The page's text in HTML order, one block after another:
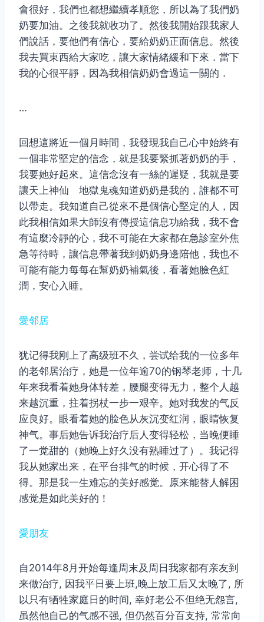
會很好，我們也都想繼續孝順您，所以為了我們奶
奶要加油。之後我就收功了。然後我開始跟我家人
們說話，要他們有信心，要給奶奶正面信息。然後
我去買東西給大家吃，讓大家情緒緩和下來．當下
我的心很平靜，因為我相信奶奶會過這一關的．
…
回想這將近一個月時間，我發現我自己心中始終有
一個非常堅定的信念，就是我要緊抓著奶奶的手，
我要她好起來。這信念沒有一絲的遲疑，我就是要
讓天上神仙 地獄鬼魂知道奶奶是我的，誰都不可
以帶走。我知道自己從來不是個信心堅定的人，因
此我相信如果大師沒有傳授這信息功給我，我不會
有這麼冷靜的心，我不可能在大家都在急診室外焦
急等待時，讓信息帶著我到奶奶身邊陪他，我也不
可能有能力每每在幫奶奶補氣後，看著她臉色紅
潤，安心入睡。
愛邻居
犹记得我刚上了高级班不久，尝试给我的一位多年
的老邻居治疗，她是一位年逾70的钢琴老师，十几
年来我看着她身体转差，腰腿变得无力，整个人越
来越沉重，拄着拐杖一步一艰辛。她对我发的气反
应良好。眼看着她的脸色从灰沉变红润，眼睛恢复
神气。事后她告诉我治疗后人变得轻松，当晚便睡
了一觉甜的（她晚上好久没有熟睡过了）。我记得
我从她家出来，在平台排气的时候，开心得了不
得。那是我一生难忘的美好感觉。原来能替人解困
感觉是如此美好的！
愛朋友
自2014年8月开始每逢周末及周日我家都有亲友到
来做治疗, 因我平日要上班,晚上放工后又太晚了, 所
以只有牺牲家庭日的时间, 幸好老公不但绝无怨言,
虽然他自己的气感不强, 但仍然百分百支持, 常常向